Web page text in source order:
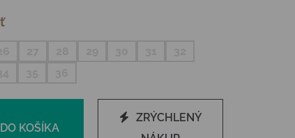
DO KOŠÍKA
ZRÝCHLENÝ